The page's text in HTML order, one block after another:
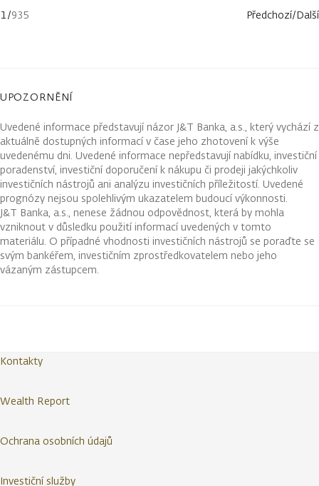
1/935 Předchozí/Další
UPOZORNĚNÍ
Uvedené informace představují názor J&T Banka, a.s., který vychází z
aktuálně dostupných informací v čase jeho zhotovení k výše
uvedenému dni. Uvedené informace nepředstavují nabídku, investiční
poradenství, investiční doporučení k nákupu či prodeji jakýchkoliv
investičních nástrojů ani analýzu investičních příležitostí. Uvedené
prognózy nejsou spolehlivým ukazatelem budoucí výkonnosti.
J&T Banka, a.s., nenese žádnou odpovědnost, která by mohla
vzniknout v důsledku použití informací uvedených v tomto
materiálu. O případné vhodnosti investičních nástrojů se poraďte se
svým bankéřem, investičním zprostředkovatelem nebo jeho
vázaným zástupcem.
Kontakty
Wealth Report
Ochrana osobních údajů
Investiční služby